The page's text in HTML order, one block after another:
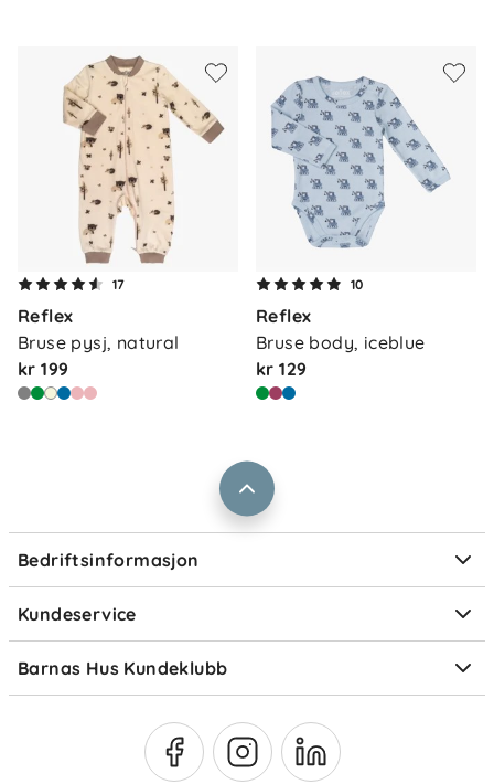
17
Reflex
Bruse pysj, natural
kr 199
10
Reflex
Bruse body, iceblue
kr 129
Bedriftsinformasjon
Om oss
Våre butikker
Vårt samfunnsansvar
Jobbe i Barnas Hus
Størrelsesguider
Kundeservice
Kontakt oss
Frakt og levering
Retur og reklamasjon
Ofte stilte spørsmål
Om Klarna
Barnas Hus Kundeklubb
Medlemsvilkår